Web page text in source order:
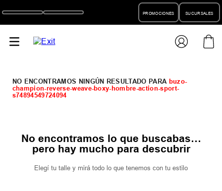
PROMOCIONES SUCURSALES
buzo-
champion-reverse-weave-boxy-hombre-action-sport-
s74894549724094
No encontramos lo que buscabas…
pero hay mucho para descubrir
Elegí tu talle y mirá todo lo que tenemos con tu estilo